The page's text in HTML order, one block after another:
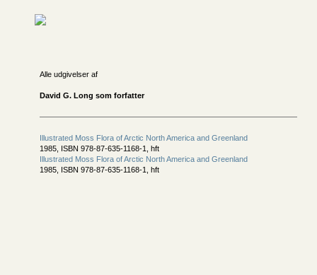
Alle udgivelser af
David G. Long som forfatter
Illustrated Moss Flora of Arctic North America and Greenland
1985, ISBN 978-87-635-1168-1, hft
Illustrated Moss Flora of Arctic North America and Greenland
1985, ISBN 978-87-635-1168-1, hft